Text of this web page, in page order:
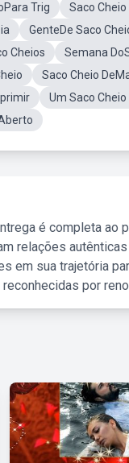
Trig Saco
GenteDe Saco
Cheios Semana
Saco Cheio
Um Saco
é completa
relações
em sua trajetória
por